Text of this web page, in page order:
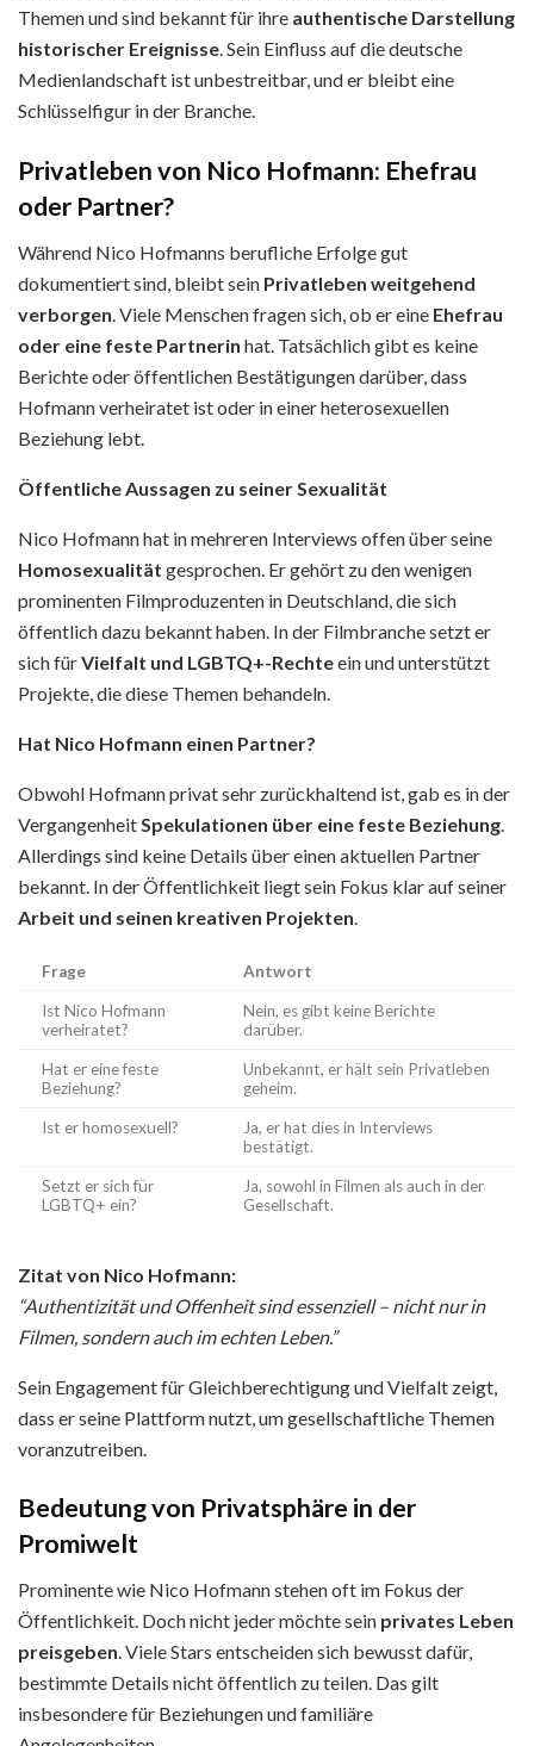
Themen und sind bekannt für ihre authentische Darstellung
historischer Ereignisse. Sein Einfluss auf die deutsche
Medienlandschaft ist unbestreitbar, und er bleibt eine
Schlüsselfigur in der Branche.
Privatleben von Nico Hofmann: Ehefrau
oder Partner?
Während Nico Hofmanns berufliche Erfolge gut
dokumentiert sind, bleibt sein Privatleben weitgehend
verborgen . Viele Menschen fragen sich, ob er eine Ehefrau
oder eine feste Partnerin hat. Tatsächlich gibt es keine
Berichte oder öffentlichen Bestätigungen darüber, dass
Hofmann verheiratet ist oder in einer heterosexuellen
Beziehung lebt.
Öffentliche Aussagen zu seiner Sexualität
Nico Hofmann hat in mehreren Interviews offen über seine
Homosexualität gesprochen. Er gehört zu den wenigen
prominenten Filmproduzenten in Deutschland, die sich
öffentlich dazu bekannt haben. In der Filmbranche setzt er
sich fürVielfalt und LGBTQ+-Rechteein und unterstützt
Projekte, die diese Themen behandeln.
Hat Nico Hofmann einen Partner?
Obwohl Hofmann privat sehr zurückhaltend ist, gab es in der
Vergangenheit Spekulationen über eine feste Beziehung
Allerdings sind keine Details über einen aktuellen Partner
bekannt. In der Öffentlichkeit liegt sein Fokus klar auf seiner
Arbeit und seinen kreativen Projekten
Frage Antwort
Ist Nico Hofmann
verheiratet?
Nein, es gibt keine Berichte
darüber.
Hat er eine feste
Beziehung?
Unbekannt, er hält sein Privatleben
geheim.
Ist er homosexuell?
Ja, er hat dies in Interviews
bestätigt.
Setzt er sich für
LGBTQ+ ein?
Ja, sowohl in Filmen als auch in der
Gesellschaft.
Zitat von Nico Hofmann:
“Authentizität und Offenheit sind essenziell – nicht nur in
Filmen, sondern auch im echten Leben.”
Sein Engagement für Gleichberechtigung und Vielfalt zeigt,
dass er seine Plattform nutzt, um gesellschaftliche Themen
voranzutreiben.
Bedeutung von Privatsphäre in der
Promiwelt
Prominente wie Nico Hofmann stehen oft im Fokus der
Öffentlichkeit. Doch nicht jeder möchte sein privates Leben
preisgeben. Viele Stars entscheiden sich bewusst dafür,
bestimmte Details nicht öffentlich zu teilen. Das gilt
insbesondere für Beziehungen und familiäre